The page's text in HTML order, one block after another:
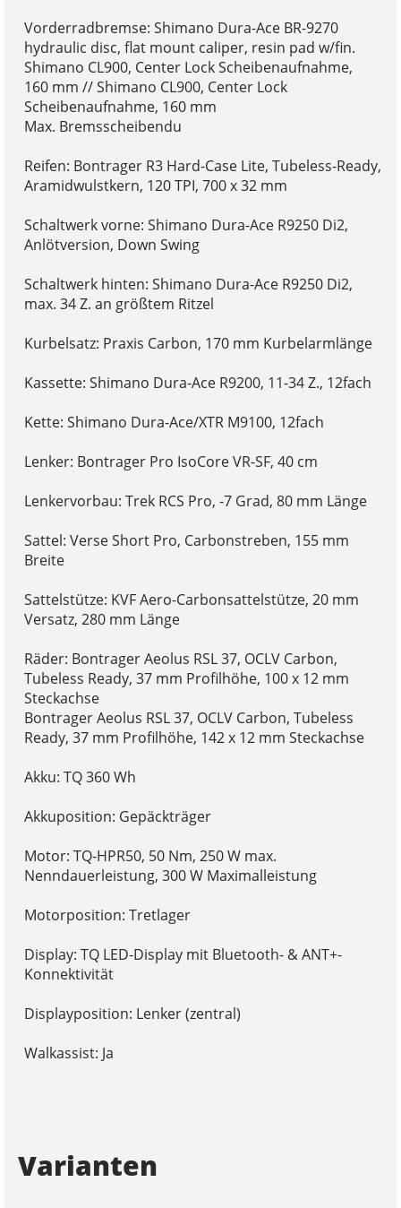
Vorderradbremse: Shimano Dura-Ace BR-9270
hydraulic disc, flat mount caliper, resin pad w/fin.
Shimano CL900, Center Lock Scheibenaufnahme,
160 mm // Shimano CL900, Center Lock
Scheibenaufnahme, 160 mm
Max. Bremsscheibendu
Reifen: Bontrager R3 Hard-Case Lite, Tubeless-Ready,
Aramidwulstkern, 120 TPI, 700 x 32 mm
Schaltwerk vorne: Shimano Dura-Ace R9250 Di2,
Anlötversion, Down Swing
Schaltwerk hinten: Shimano Dura-Ace R9250 Di2,
max. 34 Z. an größtem Ritzel
Kurbelsatz: Praxis Carbon, 170 mm Kurbelarmlänge
Kassette: Shimano Dura-Ace R9200, 11-34 Z., 12fach
Kette: Shimano Dura-Ace/XTR M9100, 12fach
Lenker: Bontrager Pro IsoCore VR-SF, 40 cm
Lenkervorbau: Trek RCS Pro, -7 Grad, 80 mm Länge
Sattel: Verse Short Pro, Carbonstreben, 155 mm
Breite
Sattelstütze: KVF Aero-Carbonsattelstütze, 20 mm
Versatz, 280 mm Länge
Räder: Bontrager Aeolus RSL 37, OCLV Carbon,
Tubeless Ready, 37 mm Profilhöhe, 100 x 12 mm
Steckachse
Bontrager Aeolus RSL 37, OCLV Carbon, Tubeless
Ready, 37 mm Profilhöhe, 142 x 12 mm Steckachse
Akku: TQ 360 Wh
Akkuposition: Gepäckträger
Motor: TQ-HPR50, 50 Nm, 250 W max.
Nenndauerleistung, 300 W Maximalleistung
Motorposition: Tretlager
Display: TQ LED-Display mit Bluetooth- & ANT+-
Konnektivität
Displayposition: Lenker (zentral)
Walkassist: Ja
Varianten